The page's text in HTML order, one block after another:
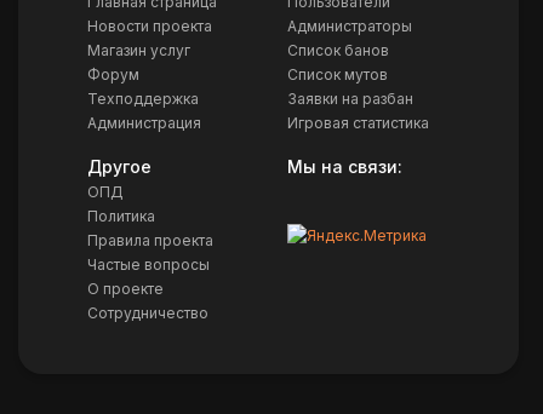
Новости проекта
Магазин услуг
Форум
Техподдержка
Администрация
Администраторы
Список банов
Список мутов
Заявки на разбан
Игровая статистика
Другое
ОПД
Политика
Правила проекта
Частые вопросы
О проекте
Сотрудничество
Мы на связи: